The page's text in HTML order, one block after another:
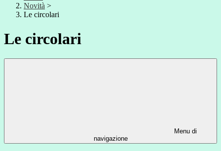
Novità >
Le circolari
Le circolari
Menu di
navigazione